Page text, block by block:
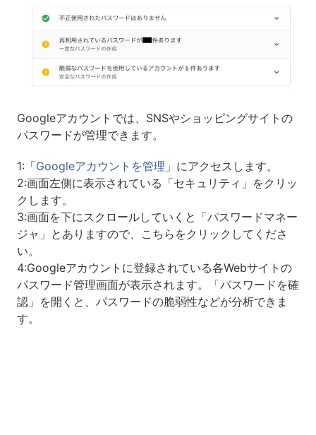
Googleアカウントでは、SNSやショッピングサイトの
パスワードが管理できます。
1:「Googleアカウントを管理 」にアクセスします。
2:画面左側に表示されている「セキュリティ」をクリッ
クします。
3:画面を下にスクロールしていくと「パスワードマネー
ジャ」とありますので、こちらをクリックしてくださ
い。
4:Googleアカウントに登録されている各Webサイトの
パスワード管理画面が表示されます。「パスワードを確
認」を開くと、パスワードの脆弱性などが分析できま
す。